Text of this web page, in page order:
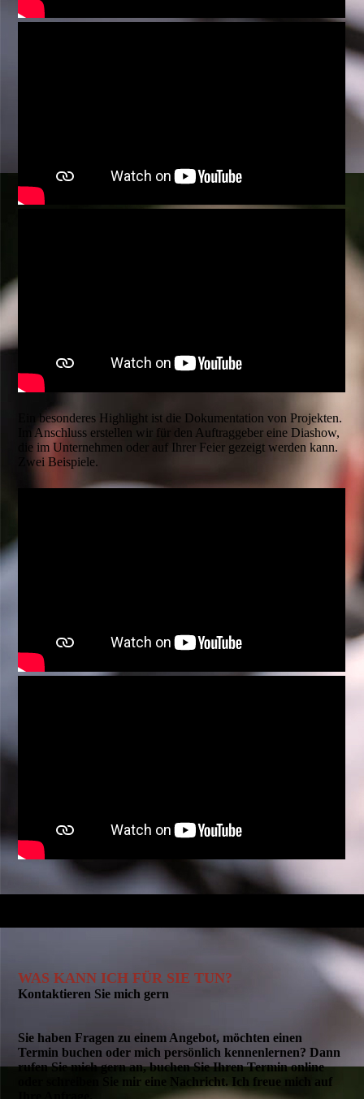
Ein besonderes Highlight ist die Dokumentation von Projekten.
Im Anschluss erstellen wir für den Auftraggeber eine Diashow,
die im Unternehmen oder auf Ihrer Feier gezeigt werden kann.
Zwei Beispiele.
WAS KANN ICH FÜR SIE TUN?
Kontaktieren Sie mich gern
Sie haben Fragen zu einem Angebot, möchten einen
Termin buchen oder mich persönlich kennenlernen? Dann
rufen Sie mich gern an, buchen Sie Ihren Termin online
oder schreiben Sie mir eine Nachricht. Ich freue mich auf